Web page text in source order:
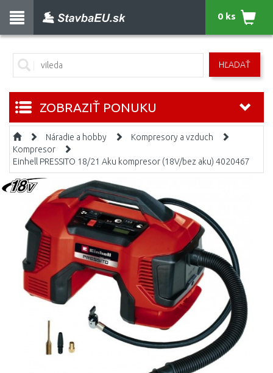
HĽADAŤ
0 ks
ZOBRAZIŤ PONUKU
Náradie a hobby
Kompresory a vzduch
Kompresor
Einhell PRESSITO 18/21 Aku kompresor (18V/bez aku) 4020467